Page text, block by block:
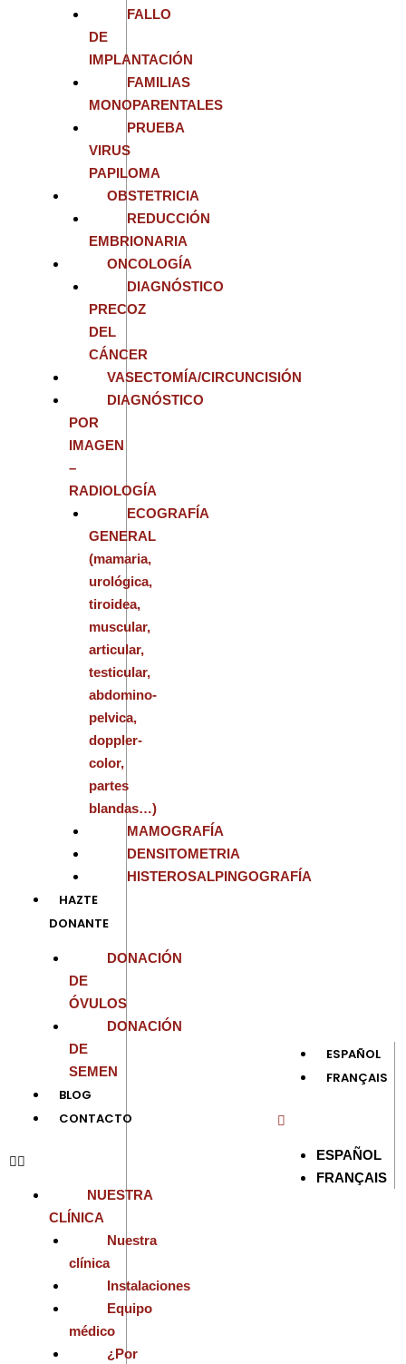
FALLO
DE
IMPLANTACIÓN
FAMILIAS
MONOPARENTALES
PRUEBA
VIRUS
PAPILOMA
OBSTETRICIA
REDUCCIÓN
EMBRIONARIA
ONCOLOGÍA
DIAGNÓSTICO
PRECOZ
DEL
CÁNCER
VASECTOMÍA/CIRCUNCISIÓN
DIAGNÓSTICO
POR
IMAGEN
–
RADIOLOGÍA
ECOGRAFÍA
GENERAL
(mamaria,
urológica,
tiroidea,
muscular,
articular,
testicular,
abdomino-
pelvica,
doppler-
color,
partes
blandas…)
MAMOGRAFÍA
DENSITOMETRIA
HISTEROSALPINGOGRAFÍA
HAZTE
DONANTE
DONACIÓN
DE
ÓVULOS
DONACIÓN
DE
SEMEN
BLOG
CONTACTO
NUESTRA
CLÍNICA
Nuestra
clínica
Instalaciones
Equipo
médico
¿Por
ESPAÑOL
FRANÇAIS
ESPAÑOL
FRANÇAIS